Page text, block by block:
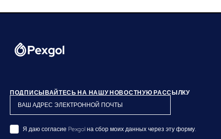
ПОДПИСЫВАЙТЕСЬ НА НАШУ НОВОСТНУЮ РАССЫЛКУ
Я даю согласие Pexgol на сбор моих данных через эту форму.